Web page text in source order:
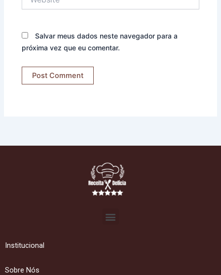
Salvar meus dados neste navegador para a
próxima vez que eu comentar.
Menu
Institucional
Sobre Nós